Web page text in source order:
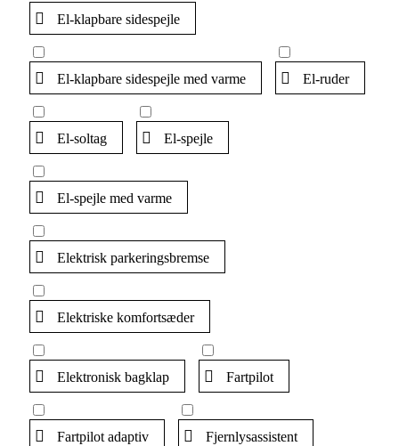
El-klapbare sidespejle
El-klapbare sidespejle med varme El-ruder
El-soltag El-spejle
El-spejle med varme
Elektrisk parkeringsbremse
Elektriske komfortsæder
Elektronisk bagklap Fartpilot
Fartpilot adaptiv Fjernlysassistent